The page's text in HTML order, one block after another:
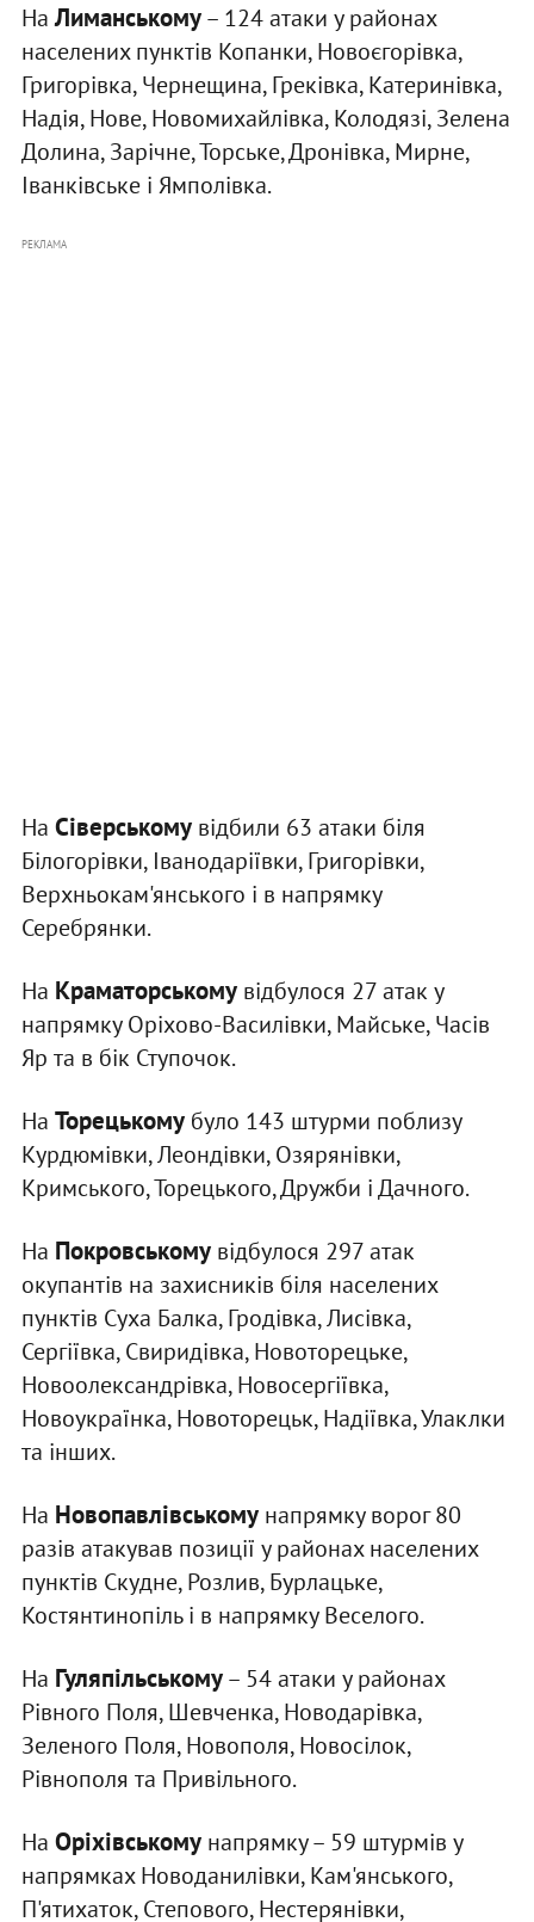
НаЛиманському– 124 атаки у районах
населених пунктів Копанки, Новоєгорівка,
Григорівка, Чернещина, Греківка, Катеринівка,
Надія, Нове, Новомихайлівка, Колодязі, Зелена
Долина, Зарічне, Торське, Дронівка, Мирне,
Іванківське і Ямполівка.
РЕКЛАМА
На Сіверськомувідбили 63 атаки біля
Білогорівки, Іванодаріївки, Григорівки,
Верхньокам'янського і в напрямку
Серебрянки.
На Краматорськомувідбулося 27 атак у
напрямку Оріхово-Василівки, Майське, Часів
Яр та в бік Ступочок.
На Торецькомубуло 143 штурми поблизу
Курдюмівки, Леондівки, Озярянівки,
Кримського, Торецького, Дружби і Дачного.
На Покровськомувідбулося 297 атак
окупантів на захисників біля населених
пунктів Суха Балка, Гродівка, Лисівка,
Сергіївка, Свиридівка, Новоторецьке,
Новоолександрівка, Новосергіївка,
Новоукраїнка, Новоторецьк, Надіївка, Улаклки
та інших.
На Новопавлівськомунапрямку ворог 80
разів атакував позиції у районах населених
пунктів Скудне, Розлив, Бурлацьке,
Костянтинопіль і в напрямку Веселого.
На Гуляпільському– 54 атаки у районах
Рівного Поля, Шевченка, Новодарівка,
Зеленого Поля, Новополя, Новосілок,
Рівнополя та Привільного.
На Оріхівськомунапрямку – 59 штурмів у
напрямках Новоданилівки, Кам'янського,
П'ятихаток, Степового, Нестерянівки,